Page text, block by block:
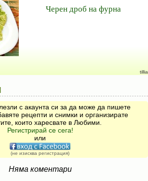
Черен дроб на фурна
tillia
с акаунта си за да може да пишете
рецепти и снимки и организирате
които харесвате в Любими.
Регистрирай се сега!
или
(не изисква регистрация)
Няма коментари